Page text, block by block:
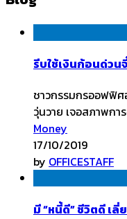
รีบใช้เงินก้อนด่ว
ชาวกรรมกรออฟฟิศ
วุ่นวาย เจอสภาพกา
Money
17/10/2019
by OFFICESTAFF
มี “หนี้ดี” ชีวิตดี เลี่